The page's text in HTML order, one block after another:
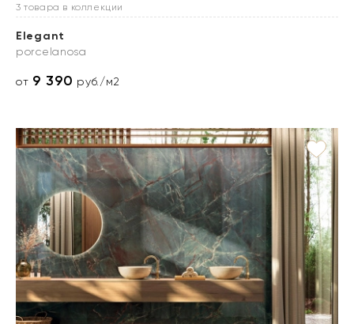
3 товара в коллекции
Elegant
porcelanosa
от 9 390 руб./м2